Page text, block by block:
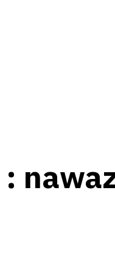
نتائج العلامات :